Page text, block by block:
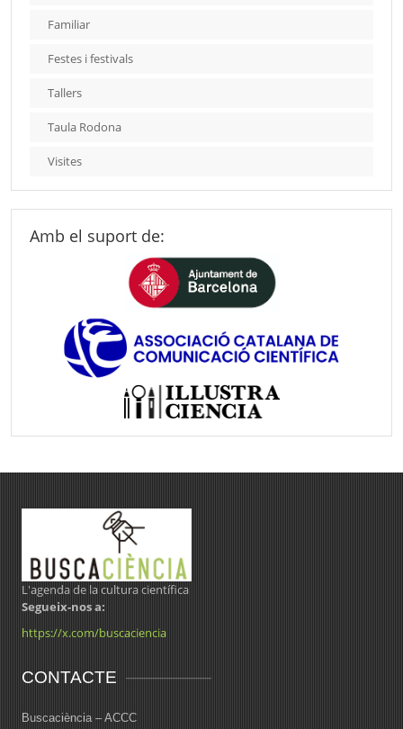
Familiar
Festes i festivals
Tallers
Taula Rodona
Visites
Amb el suport de:
L'agenda de la cultura científica
Segueix-nos a:
https://x.com/buscaciencia
CONTACTE
Buscaciència – ACCC